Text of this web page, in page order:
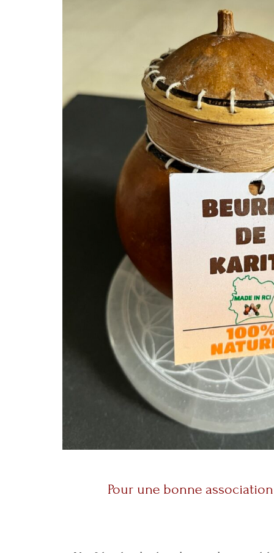
Pour une bonne